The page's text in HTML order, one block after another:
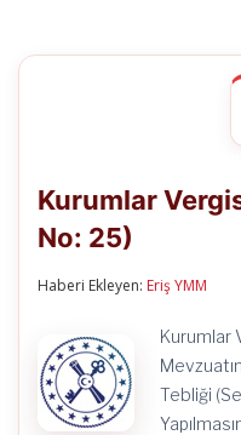
Kurumlar
No: 25)
Haberi Ekleyen: Eriş YMM
Kurumlar
Tebliği